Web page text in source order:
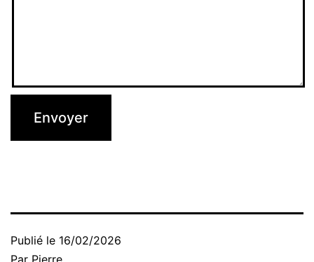
Publié le 16/02/2026
Par Pierre